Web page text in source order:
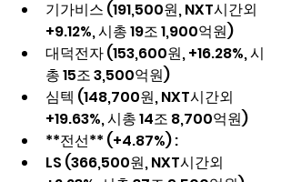
기가비스 (191,500원, NXT시간외
+9.12%, 시총 19조 1,900억원)
대덕전자 (153,600원, +16.28%, 시
총 15조 3,500억원)
심텍 (148,700원, NXT시간외
+19.63%, 시총 14조 8,700억원)
**전선** (+4.87%) :
LS (366,500원, NXT시간외